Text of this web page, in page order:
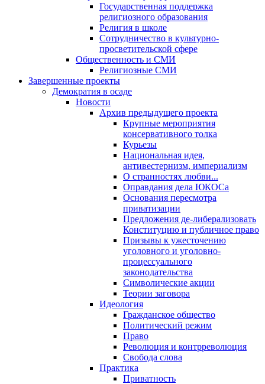
Государственная поддержка
религиозного образования
Религия в школе
Сотрудничество в культурно-
просветительской сфере
Общественность и СМИ
Религиозные СМИ
Завершенные проекты
Демократия в осаде
Новости
Архив предыдущего проекта
Крупные мероприятия
консервативного толка
Курьезы
Национальная идея,
антивестернизм, империализм
О странностях любви...
Оправдания дела ЮКОСа
Основания пересмотра
приватизации
Предложения де-либерализовать
Конституцию и публичное право
Призывы к ужесточению
уголовного и уголовно-
процессуального
законодательства
Символические акции
Теории заговора
Идеология
Гражданское общество
Политический режим
Право
Революция и контрреволюция
Свобода слова
Практика
Приватность